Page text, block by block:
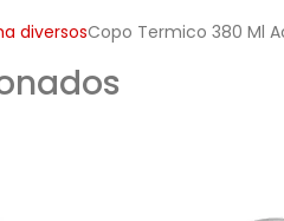
diversosCopo Termico 380 Ml